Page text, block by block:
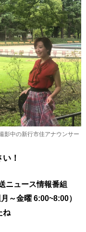
影中の新行市佳アナウンサー
！
ニュース情報番組
～金曜 6:00~8:00）
ね